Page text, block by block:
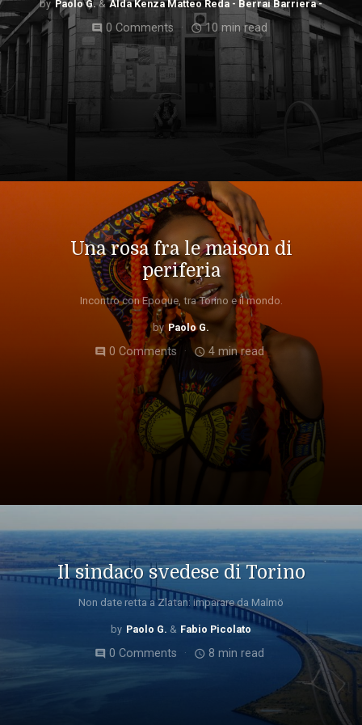
Paolo G. Alda Kenza Matteo Reda - Berrai Barriera -
comment 0 Comments access_time10 min read
Una rosa fra le maison di
periferia
Incontro con Epoque, tra Torino e il mondo.
Paolo G.
comment 0 Comments access_time 4 min read
Il sindaco svedese di Torino
Non date retta a Zlatan: imparare da Malmö
Paolo G. Fabio Picolato
comment0 Comments access_time 8 min read